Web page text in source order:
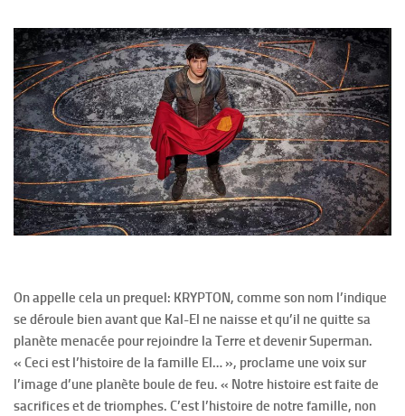
On appelle cela un prequel: KRYPTON, comme son nom l’indique
se déroule bien avant que Kal-El ne naisse et qu’il ne quitte sa
planète menacée pour rejoindre la Terre et devenir Superman.
« Ceci est l’histoire de la famille El… », proclame une voix sur
l’image d’une planète boule de feu. « Notre histoire est faite de
sacrifices et de triomphes. C’est l’histoire de notre famille, non